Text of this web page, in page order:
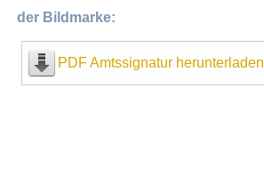
der Bildmarke:
PDF Amtssignatur herunterladen